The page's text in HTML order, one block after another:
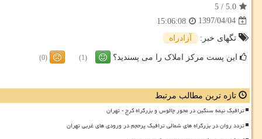
5.0
/
5
1397/04/04
15:06:08
تگهای خبر:
آزادراه
این پست مرکز املاک را می پسندید؟ (1)
(0)
تازه ترین مطالب مرتبط
ترافیک نیمه سنگین در محور چالوس و بزرگراه کرج - تهران
تردد روان در بزرگراه های شمالی ترافیک پرحجم در ورودی های غربی تهران